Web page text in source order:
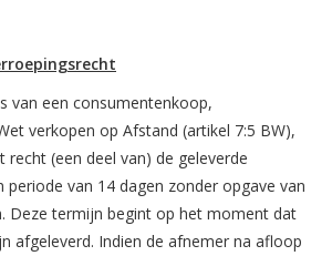
van een consumentenkoop,
verkopen op Afstand (artikel 7:5 BW),
(een deel van) de geleverde
periode van 14 dagen zonder opgave van
Deze termijn begint op het moment dat
afgeleverd. Indien de afnemer na afloop